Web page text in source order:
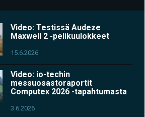
Video: Testissä Audeze
Maxwell 2 -pelikuulokkeet
15.6.2026
Video: io-techin
messuosastoraportit
Computex 2026 -tapahtumasta
3.6.2026